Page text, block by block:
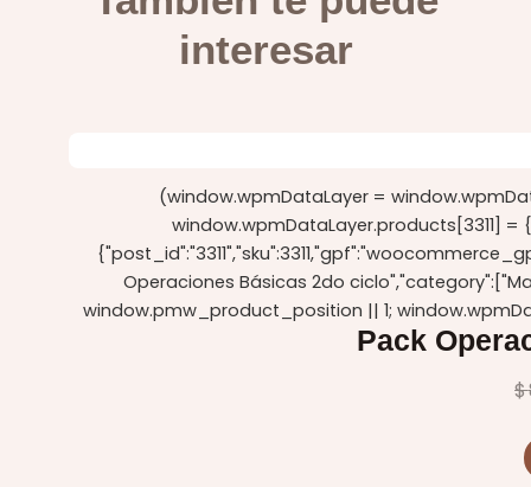
interesar
(window.wpmDataLayer =
window.wpmDataLayer.products[3311] =
Operaciones Básicas 2do
window.pmw_product_position || 1;
Pack
$